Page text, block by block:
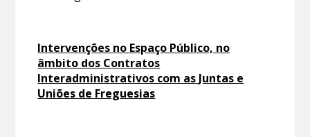
Intervenções no Espaço Público, no
âmbito dos Contratos
Interadministrativos com as Juntas e
Uniões de Freguesias